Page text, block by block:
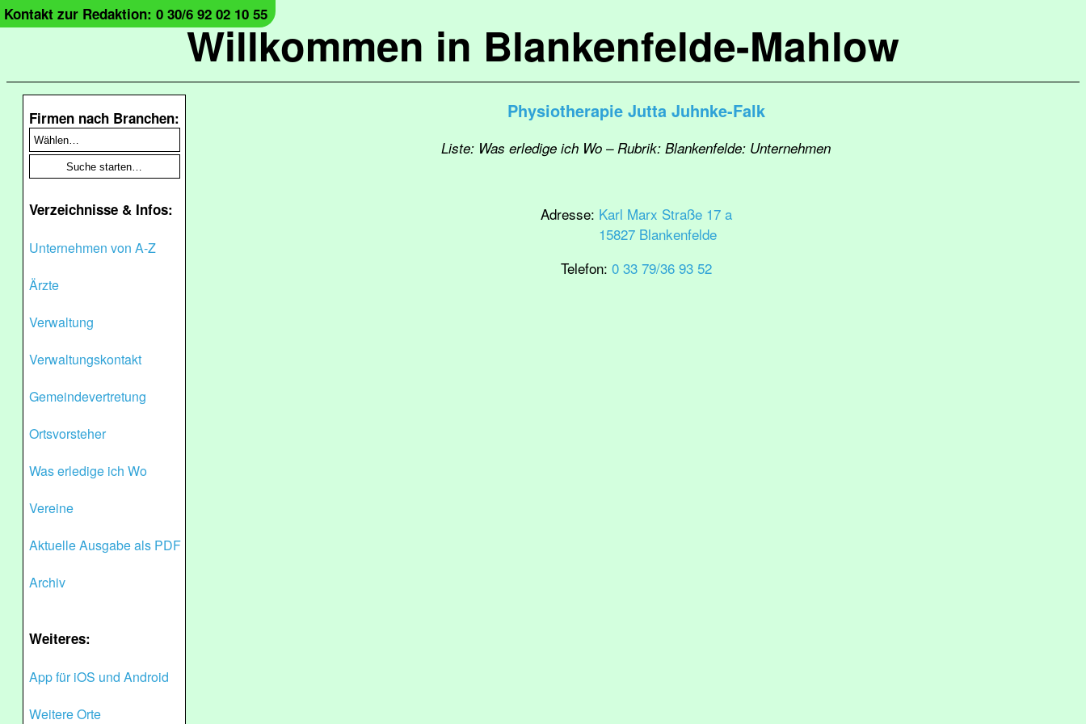
Willkommen in Blankenfelde-Mahlow
Kontakt zur Redaktion: 0 30/6 92 02 10 55
Firmen nach Branchen:
Verzeichnisse & Infos:
Unternehmen von A-Z
Ärzte
Verwaltung
Verwaltungskontakt
Gemeindevertretung
Ortsvorsteher
Was erledige ich Wo
Vereine
Aktuelle Ausgabe als PDF
Archiv
Weiteres:
App für iOS und Android
Weitere Orte
Physiotherapie Jutta Juhnke-Falk
Liste: Was erledige ich Wo – Rubrik: Blankenfelde: Unternehmen
Adresse: Karl Marx Straße 17 a
15827 Blankenfelde
Telefon: 0 33 79/36 93 52